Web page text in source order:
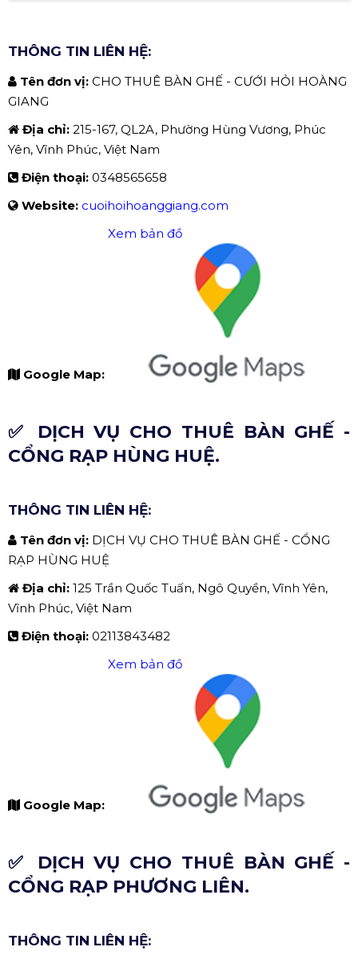
THÔNG TIN LIÊN HỆ:
Tên đơn vị: CHO THUÊ BÀN GHẾ - CƯỚI HỎI HOÀNG
GIANG
Địa chỉ: 215-167, QL2A, Phường Hùng Vương, Phúc
Yên, Vĩnh Phúc, Việt Nam
Điện thoại: 0348565658
Website: cuoihoihoanggiang.com
Google Map:
Xem bản đồ
✅ DỊCH VỤ CHO THUÊ BÀN GHẾ -
CỔNG RẠP HÙNG HUỆ.
THÔNG TIN LIÊN HỆ:
Tên đơn vị: DỊCH VỤ CHO THUÊ BÀN GHẾ - CỔNG
RẠP HÙNG HUỆ
Địa chỉ: 125 Trần Quốc Tuấn, Ngô Quyền, Vĩnh Yên,
Vĩnh Phúc, Việt Nam
Điện thoại: 02113843482
Google Map:
Xem bản đồ
✅ DỊCH VỤ CHO THUÊ BÀN GHẾ -
CỔNG RẠP PHƯƠNG LIÊN.
THÔNG TIN LIÊN HỆ: